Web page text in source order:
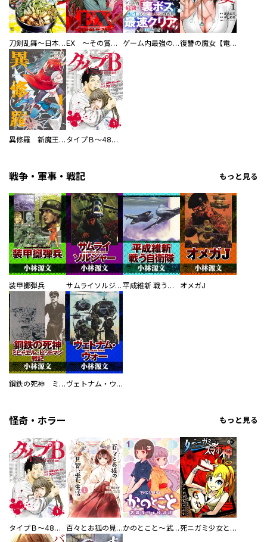
刀剣乱舞～日本号つれづれ酒～ EX ～その賞金稼ぎは、世界の出口を探す～【単行本版】 ゲーム内最強の『裏ボス』に転生したので、主人公の代わりに最速クリアを目指します！【電子単行本版】 復讐の魔女【電子単行本版】
異修羅 新魔王戦争 タイプＢ～48時間後、致死率100％～【単話】
戦争・軍事・戦記 もっと見る
装甲擲弾兵 サムライソルジャー SAMURAI SOLDIER 平成維新 戦う自衛隊 オメガJ
鋼鉄の死神 ミヒャエル・ビットマン戦記 ヴェトナム・ウォー VIETNAM WAR
怪奇・ホラー もっと見る
タイプＢ～48時間後、致死率100％～【単話】 百々とお狐の見習い巫女生活【単行本版】 かのとこと～武蔵花町怪話譚～ 【連載版】 死ニガミ少女とスマホ神